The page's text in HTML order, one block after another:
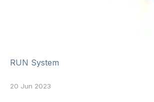
RUN System
20 Jun 2023